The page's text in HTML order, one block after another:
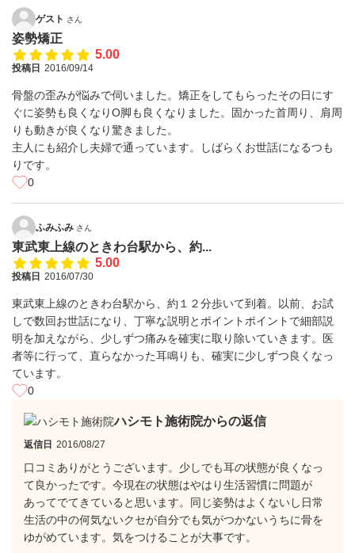
ゲスト さん
姿勢矯正
5.00
投稿日 2016/09/14
骨盤の歪みが悩みで伺いました。矯正をしてもらったその日にす
ぐに姿勢も良くなりO脚も良くなりました。固かった首周り、肩周
りも動きが良くなり驚きました。
主人にも紹介し夫婦で通っています。しばらくお世話になるつも
りです。
0
ふみふみ さん
東武東上線のときわ台駅から、約...
5.00
投稿日 2016/07/30
東武東上線のときわ台駅から、約１２分歩いて到着。以前、お試
しで数回お世話になり、丁寧な説明とポイントポイントで細部説
明を加えながら、少しずつ痛みを確実に取り除いていきます。医
者等に行って、直らなかった耳鳴りも、確実に少しずつ良くなっ
ています。
0
ハシモト施術院からの返信
返信日 2016/08/27
口コミありがとうございます。少しでも耳の状態が良くなっ
て良かったです。今現在の状態はやはり生活習慣に問題が
あってでてきていると思います。同じ姿勢はよくないし日常
生活の中の何気ないクセが自分でも気がつかないうちに骨を
ゆがめています。気をつけることが大事です。